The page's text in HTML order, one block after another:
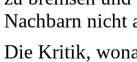
Nachbarn nicht
Die Kritik,